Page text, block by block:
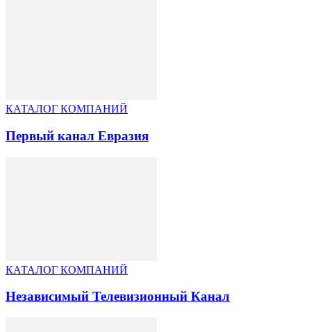
КАТАЛОГ КОМПАНИЙ
Первый канал Евразия
КАТАЛОГ КОМПАНИЙ
Независимый Телевизионный Канал